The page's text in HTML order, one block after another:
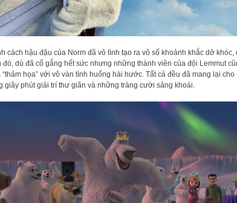
cách hậu đậu của Norm đã vô tình tạo ra vô số khoảnh khắc dở khóc,
đó, dù đã cố gắng hết sức nhưng những thành viên của đội Lemmut
họa” với vô vàn tình huống hài hước. Tất cả đều đã mang lại cho
giây phút giải trí thư giãn và những tràng cười sảng khoái.